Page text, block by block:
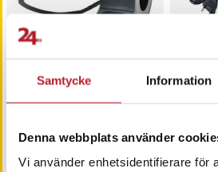
Samtycke Information
Denna webbplats använder
Vi använder enhetsidentifierare för
Elektrisk Accelerator till
Xiaomi Mijia M365 /
Electric Scooter 3
Nuvarande pris:
149 kr Tidigare pris : 289 kr
149 kr 289 kr
I lager, levereras inom 1-2 vardagar
Laddare
Pris:599
599 kr
Just